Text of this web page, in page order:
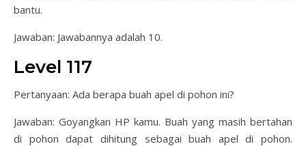
bantu.
Jawaban: Jawabannya adalah 10.
Level 117
Pertanyaan: Ada berapa buah apel di pohon ini?
Jawaban: Goyangkan HP kamu. Buah yang masih bertahan
di pohon dapat dihitung sebagai buah apel di pohon.